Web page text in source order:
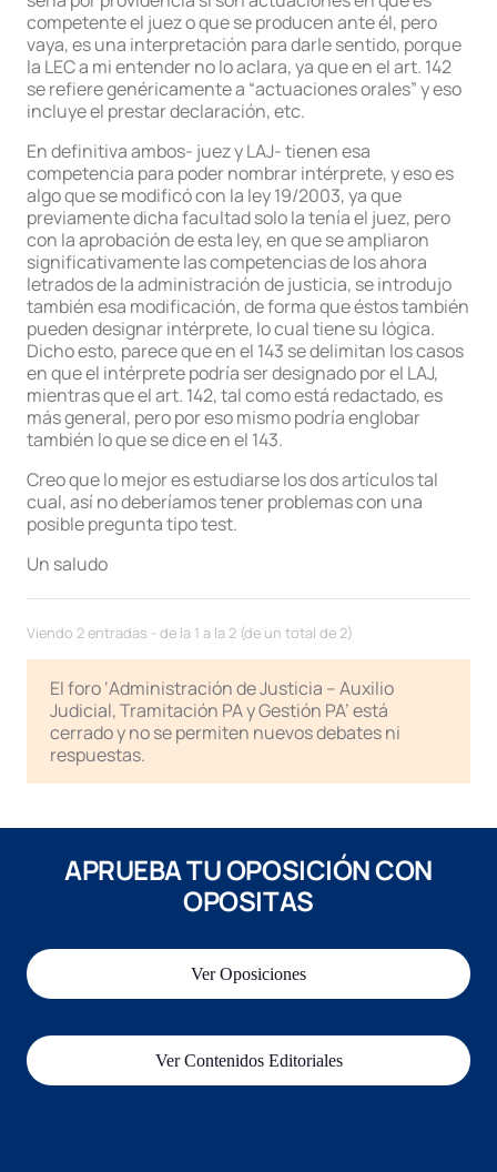
competente el juez o que se producen ante él, pero
vaya, es una interpretación para darle sentido, porque
la LEC a mi entender no lo aclara, ya que en el art. 142
se refiere genéricamente a “actuaciones orales” y eso
incluye el prestar declaración, etc.
En definitiva ambos- juez y LAJ- tienen esa
competencia para poder nombrar intérprete, y eso es
algo que se modificó con la ley 19/2003, ya que
previamente dicha facultad solo la tenía el juez, pero
con la aprobación de esta ley, en que se ampliaron
significativamente las competencias de los ahora
letrados de la administración de justicia, se introdujo
también esa modificación, de forma que éstos también
pueden designar intérprete, lo cual tiene su lógica.
Dicho esto, parece que en el 143 se delimitan los casos
en que el intérprete podría ser designado por el LAJ,
mientras que el art. 142, tal como está redactado, es
más general, pero por eso mismo podría englobar
también lo que se dice en el 143.
Creo que lo mejor es estudiarse los dos artículos tal
cual, así no deberíamos tener problemas con una
posible pregunta tipo test.
Un saludo
Viendo 2 entradas - de la 1 a la 2 (de un total de 2)
El foro ‘Administración de Justicia – Auxilio
Judicial, Tramitación PA y Gestión PA’ está
cerrado y no se permiten nuevos debates ni
respuestas.
APRUEBA TU OPOSICIÓN CON
OPOSITAS
Ver Oposiciones
Ver Contenidos Editoriales